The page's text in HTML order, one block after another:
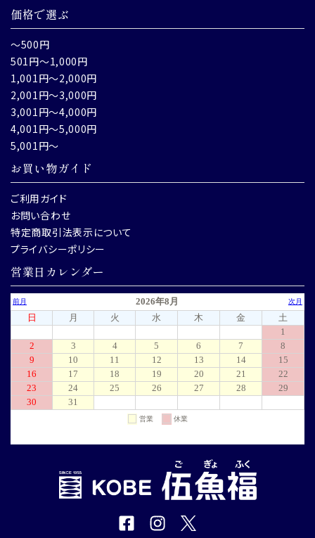
価格で選ぶ
～500円
501円～1,000円
1,001円～2,000円
2,001円～3,000円
3,001円～4,000円
4,001円～5,000円
5,001円～
お買い物ガイド
ご利用ガイド
お問い合わせ
特定商取引法表示について
プライバシーポリシー
営業日カレンダー